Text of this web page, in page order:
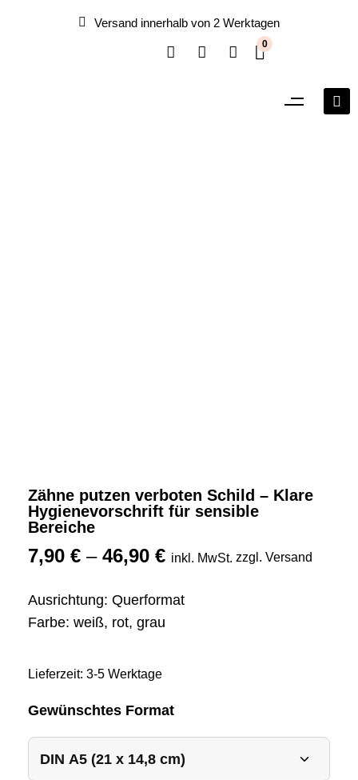
Versand innerhalb von 2 Werktagen
0
Zähne putzen verboten Schild – Klare
Hygienevorschrift für sensible
Bereiche
7,90 € – 46,90 € inkl. MwSt. zzgl. Versand
Ausrichtung: Querformat
Farbe: weiß, rot, grau
Lieferzeit: 3-5 Werktage
Gewünschtes Format